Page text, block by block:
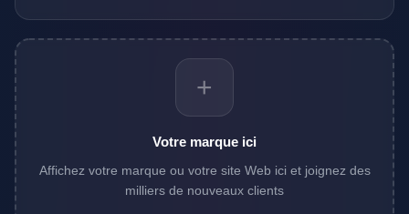
+
Votre marque ici
Affichez votre marque ou votre site Web ici et joignez des
milliers de nouveaux clients